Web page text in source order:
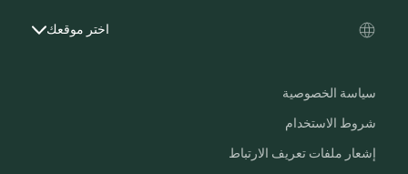
اختر موقعك
سياسة الخصوصية
شروط الاستخدام
إشعار ملفات تعريف الارتباط